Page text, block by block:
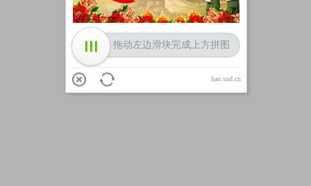
拖动左边滑块完成上方拼图
hao.sud.cn